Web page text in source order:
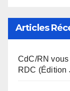
Articles
CdC/RN
RDC (Édition